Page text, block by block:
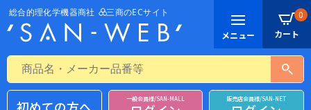
0
一般会員様/SAN-MALL 販売店会員様/SAN-NET